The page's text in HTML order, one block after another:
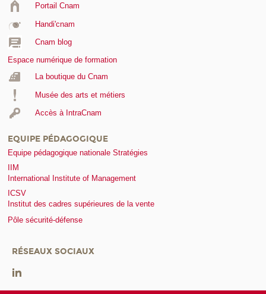
Portail Cnam
Handi'cnam
Cnam blog
Espace numérique de formation
La boutique du Cnam
Musée des arts et métiers
Accès à IntraCnam
EQUIPE PÉDAGOGIQUE
Equipe pédagogique nationale Stratégies
IIM
International Institute of Management
ICSV
Institut des cadres supérieures de la vente
Pôle sécurité-défense
RÉSEAUX SOCIAUX